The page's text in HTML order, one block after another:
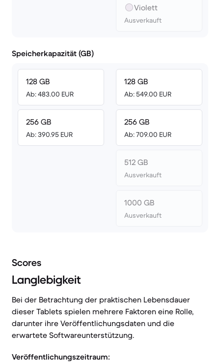
Violett
Ausverkauft
Speicherkapazität (GB)
128 GB
Ab: 483.00 EUR
256 GB
Ab: 390.95 EUR
128 GB
Ab: 549.00 EUR
256 GB
Ab: 709.00 EUR
512 GB
Ausverkauft
1000 GB
Ausverkauft
Scores
Langlebigkeit
Bei der Betrachtung der praktischen Lebensdauer
dieser Tablets spielen mehrere Faktoren eine Rolle,
darunter ihre Veröffentlichungsdaten und die
erwartete Softwareunterstützung.
Veröffentlichungszeitraum: